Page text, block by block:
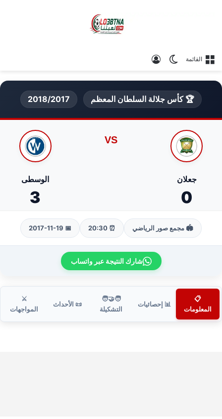
القائمة الوضع المظلم
🏆 كأس جلالة السلطان المعظم 2018/2017
جعلان
0
VS
الوسطى
3
🏟️ مجمع صور الرياضي ⏰ 20:30
📅 2017-11-19
شارك النتيجة عبر واتساب
📋
المعلومات
📊 إحصائيات
🧑‍🤝‍🧑
التشكيلة
📜 الأحداث
⚔️
المواجهات